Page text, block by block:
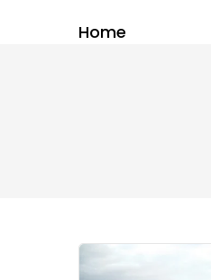
Home